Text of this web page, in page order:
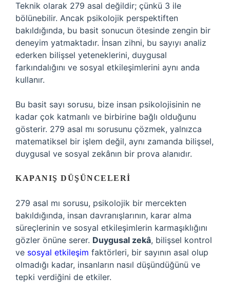
Teknik olarak 279 asal değildir; çünkü 3 ile
bölünebilir. Ancak psikolojik perspektiften
bakıldığında, bu basit sonucun ötesinde zengin bir
deneyim yatmaktadır. İnsan zihni, bu sayıyı analiz
ederken bilişsel yeteneklerini, duygusal
farkındalığını ve sosyal etkileşimlerini aynı anda
kullanır.
Bu basit sayı sorusu, bize insan psikolojisinin ne
kadar çok katmanlı ve birbirine bağlı olduğunu
gösterir. 279 asal mı sorusunu çözmek, yalnızca
matematiksel bir işlem değil, aynı zamanda bilişsel,
duygusal ve sosyal zekânın bir prova alanıdır.
KAPANIŞ DÜŞÜNCELERI
279 asal mı sorusu, psikolojik bir mercekten
bakıldığında, insan davranışlarının, karar alma
süreçlerinin ve sosyal etkileşimlerin karmaşıklığını
gözler önüne serer. Duygusal zekâ, bilişsel kontrol
ve sosyal etkileşim faktörleri, bir sayının asal olup
olmadığı kadar, insanların nasıl düşündüğünü ve
tepki verdiğini de etkiler.